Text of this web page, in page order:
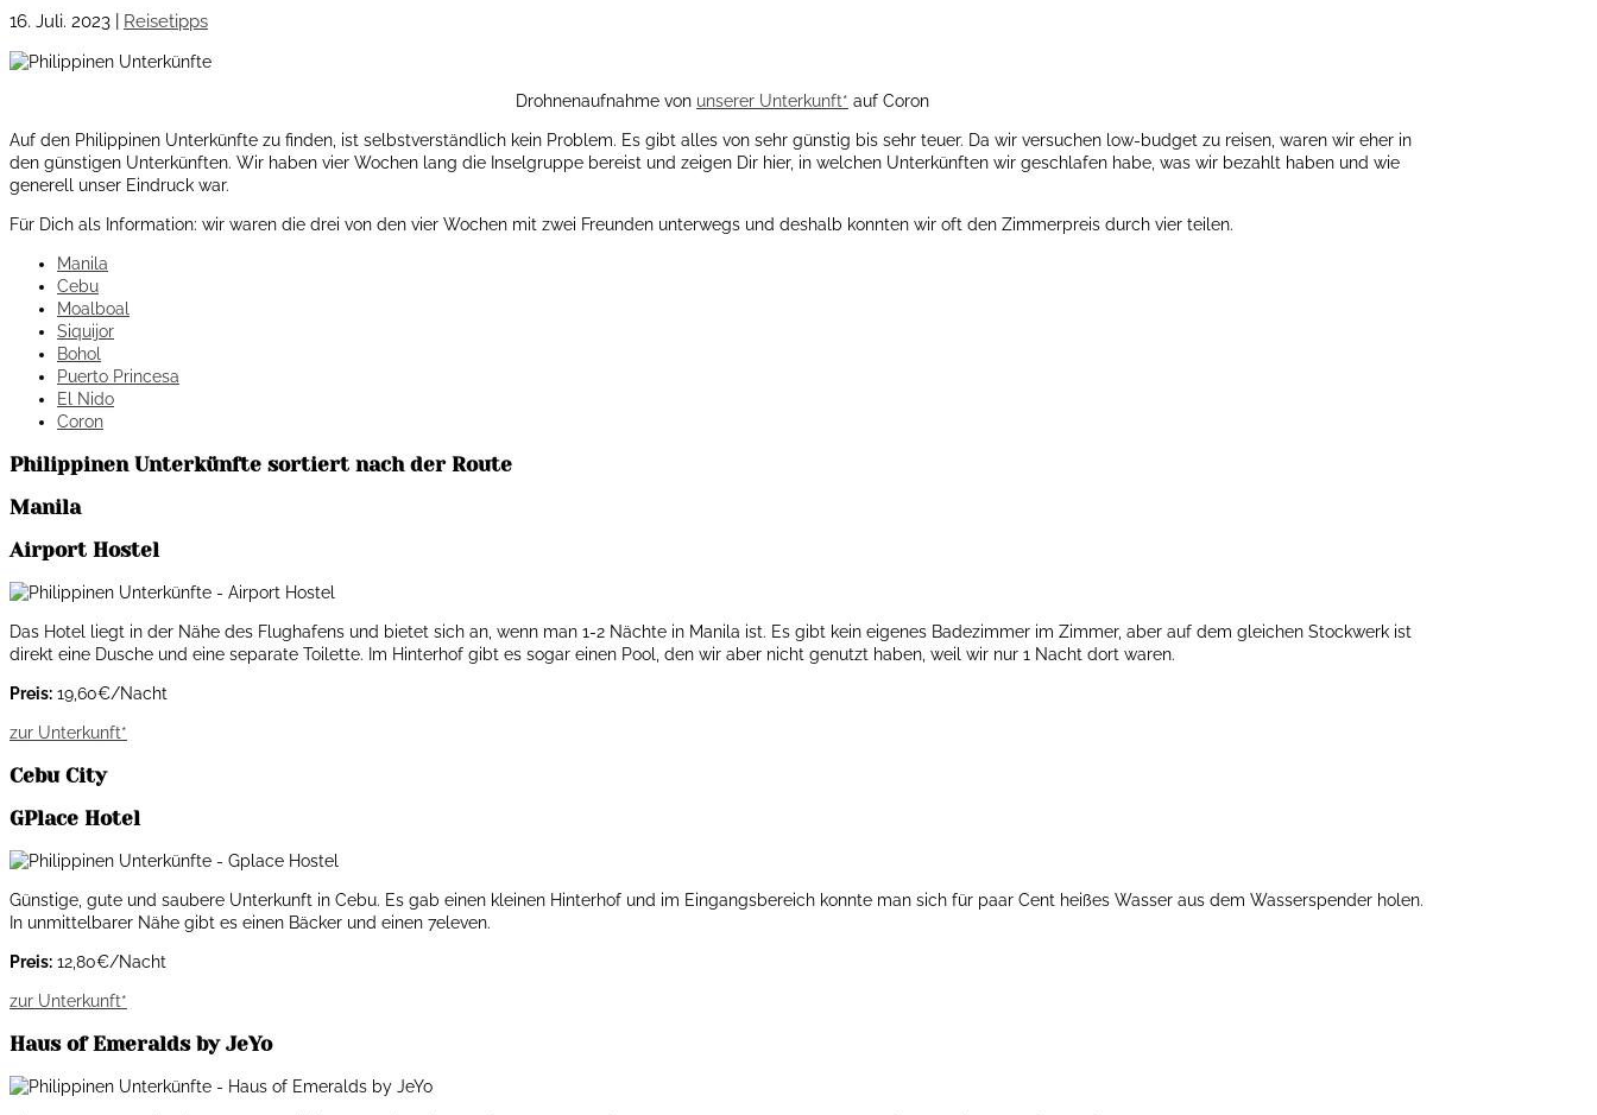
16. Juli. 2023 Reisetipps
Drohnenaufnahme von unserer Unterkunft* auf Coron
Auf den Philippinen Unterkünfte zu finden, ist selbstverständlich kein Problem. Es gibt alles von sehr günstig bis sehr teuer. Da wir versuchen low-budget zu reisen, waren wir eher in
den günstigen Unterkünften. Wir haben vier Wochen lang die Inselgruppe bereist und zeigen Dir hier, in welchen Unterkünften wir geschlafen habe, was wir bezahlt haben und wie
generell unser Eindruck war.
Für Dich als Information: wir waren die drei von den vier Wochen mit zwei Freunden unterwegs und deshalb konnten wir oft den Zimmerpreis durch vier teilen.
Manila
Cebu
Moalboal
Siquijor
Bohol
Puerto Princesa
El Nido
Coron
Philippinen Unterkünfte sortiert nach der Route
Manila
Airport Hostel
Das Hotel liegt in der Nähe des Flughafens und bietet sich an, wenn man 1-2 Nächte in Manila ist. Es gibt kein eigenes Badezimmer im Zimmer, aber auf dem gleichen Stockwerk ist
direkt eine Dusche und eine separate Toilette. Im Hinterhof gibt es sogar einen Pool, den wir aber nicht genutzt haben, weil wir nur 1 Nacht dort waren.
Preis: 19,60€/Nacht
zur Unterkunft*
Cebu City
GPlace Hotel
Günstige, gute und saubere Unterkunft in Cebu. Es gab einen kleinen Hinterhof und im Eingangsbereich konnte man sich für paar Cent heißes Wasser aus dem Wasserspender holen.
In unmittelbarer Nähe gibt es einen Bäcker und einen 7eleven.
Preis: 12,80€/Nacht
zur Unterkunft*
Haus of Emeralds by JeYo